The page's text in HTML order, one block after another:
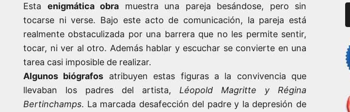
Esta enigmática obra muestra una pareja besándose, pero sin
tocarse ni verse. Bajo este acto de comunicación, la pareja está
realmente obstaculizada por una barrera que no les permite sentir,
tocar, ni ver al otro. Además hablar y escuchar se convierte en una
tarea casi imposible de realizar.
Algunos biógrafos atribuyen estas figuras a la convivencia que
llevaban los padres del artista, Léopold Magritte y Régina
Bertinchamps. La marcada desafección del padre y la depresión de